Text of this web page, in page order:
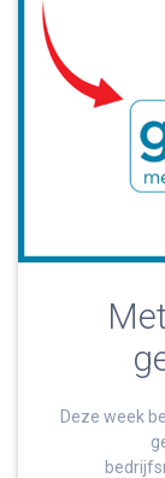
Deze week